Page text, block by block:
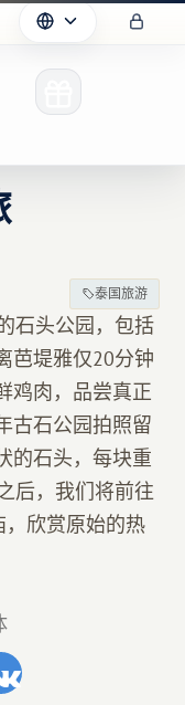
泰国旅游
石头公园，包括
芭堤雅仅20分钟
鸡肉，品尝真正
古石公园拍照留
的石头，每块重
后，我们将前往
，欣赏原始的热